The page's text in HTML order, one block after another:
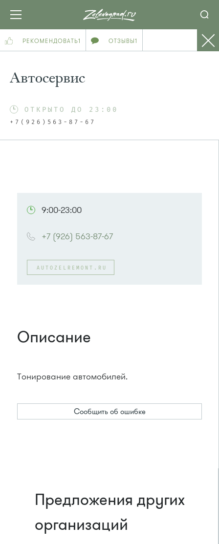
РЕКОМЕНДОВАТЬ1 ОТЗЫВЫ1
Автосервис
ОТКРЫТО ДО 23:00
+7(926)563-87-67
9:00-23:00
+7 (926) 563-87-67
AUTOZELREMONT.RU
Описание
Тонирование автомобилей.
Сообщить об ошибке
Предложения других
организаций